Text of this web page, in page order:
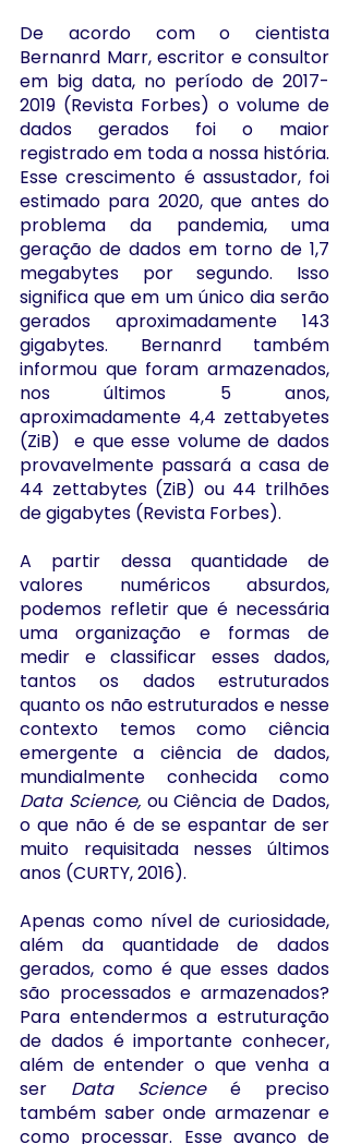
De acordo com o cientista
Bernanrd Marr, escritor e consultor
em big data, no período de 2017-
2019 (Revista Forbes) o volume de
dados gerados foi o maior
registrado em toda a nossa história.
Esse crescimento é assustador, foi
estimado para 2020, que antes do
problema da pandemia, uma
geração de dados em torno de 1,7
megabytes por segundo. Isso
significa que em um único dia serão
gerados aproximadamente 143
gigabytes. Bernanrd também
informou que foram armazenados,
nos últimos 5 anos,
aproximadamente 4,4 zettabyetes
(ZiB)  e que esse volume de dados
provavelmente passará a casa de
44 zettabytes (ZiB) ou 44 trilhões
de gigabytes (Revista Forbes).
A partir dessa quantidade de
valores numéricos absurdos,
podemos refletir que é necessária
uma organização e formas de
medir e classificar esses dados,
tantos os dados estruturados
quanto os não estruturados e nesse
contexto temos como ciência
emergente a ciência de dados,
Data Science, ou Ciência de Dados,
o que não é de se espantar de ser
muito requisitada nesses últimos
anos (CURTY, 2016).
Apenas como nível de curiosidade,
além da quantidade de dados
gerados, como é que esses dados
são processados e armazenados?
Para entendermos a estruturação
de dados é importante conhecer,
além de entender o que venha a
ser Data Science é preciso
também saber onde armazenar e
como processar. Esse avanço de